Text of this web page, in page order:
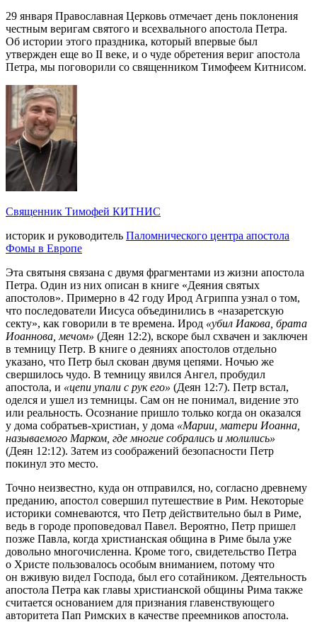
29 января Православная Церковь отмечает день поклонения
честным веригам святого и всехвального апостола Петра.
Об истории этого праздника, который впервые был
утвержден еще во II веке, и о чуде обретения вериг апостола
Петра, мы поговорили со священником Тимофеем Китнисом.
Священник Тимофей КИТНИС
историк и руководитель Паломнического центра апостола
Фомы в Европе
Эта святыня связана с двумя фрагментами из жизни апостола
Петра. Один из них описан в книге «Деяния святых
апостолов». Примерно в 42 году Ирод Агриппа узнал о том,
что последователи Иисуса объединились в «назаретскую
секту», как говорили в те времена. Ирод «убил Иакова, брата
Иоаннова, мечом» (Деян 12:2), вскоре был схвачен и заключен
в темницу Петр. В книге о деяниях апостолов отдельно
указано, что Петр был скован двумя цепями. Ночью же
свершилось чудо. В темницу явился Ангел, пробудил
апостола, и «цепи упали с рук его» (Деян 12:7). Петр встал,
оделся и ушел из темницы. Сам он не понимал, видение это
или реальность. Осознание пришло только когда он оказался
у дома собратьев-христиан, у дома «Марии, матери Иоанна,
называемого Марком, где многие собрались и молились»
(Деян 12:12). Затем из соображений безопасности Петр
покинул это место.
Точно неизвестно, куда он отправился, но, согласно древнему
преданию, апостол совершил путешествие в Рим. Некоторые
историки сомневаются, что Петр действительно был в Риме,
ведь в городе проповедовал Павел. Вероятно, Петр пришел
позже Павла, когда христианская община в Риме была уже
довольно многочисленна. Кроме того, свидетельство Петра
о Христе пользовалось особым вниманием, потому что
он вживую видел Господа, был его сотайником. Деятельность
апостола Петра как главы христианской общины Рима также
считается основанием для признания главенствующего
авторитета Пап Римских в качестве преемников апостола.